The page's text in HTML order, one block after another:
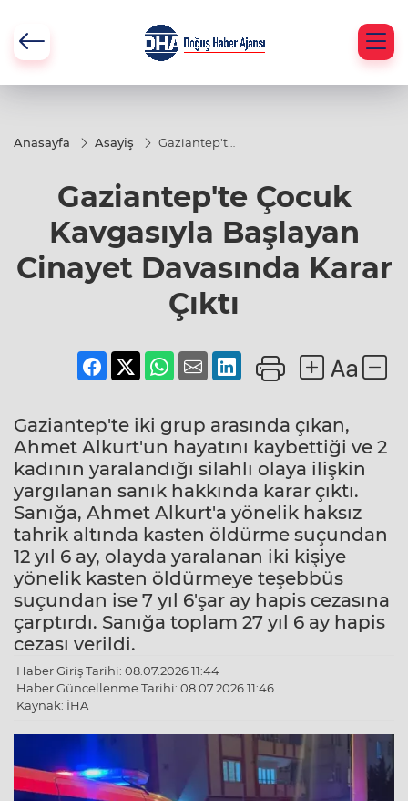
Anasayfa Asayiş
Gaziantep'te
Başlayan
Cinayet
Davasında
Karar Çıktı
Gaziantep'te Çocuk
Kavgasıyla Başlayan
Cinayet Davasında Karar
Çıktı
Gaziantep'te iki grup arasında çıkan,
Ahmet Alkurt'un hayatını kaybettiği ve 2
kadının yaralandığı silahlı olaya ilişkin
yargılanan sanık hakkında karar çıktı.
Sanığa, Ahmet Alkurt'a yönelik haksız
tahrik altında kasten öldürme suçundan
12 yıl 6 ay, olayda yaralanan iki kişiye
yönelik kasten öldürmeye teşebbüs
suçundan ise 7 yıl 6'şar ay hapis cezasına
çarptırdı. Sanığa toplam 27 yıl 6 ay hapis
cezası verildi.
Haber Giriş Tarihi: 08.07.2026 11:44
Haber Güncellenme Tarihi: 08.07.2026 11:46
Kaynak: İHA